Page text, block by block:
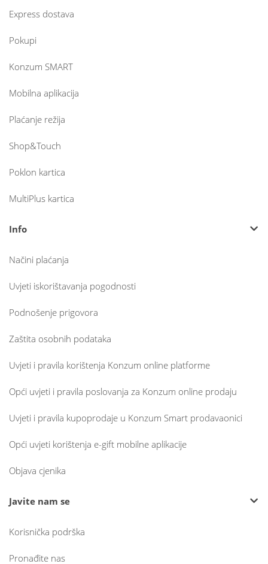
Express dostava
Pokupi
Konzum SMART
Mobilna aplikacija
Plaćanje režija
Shop&Touch
Poklon kartica
MultiPlus kartica
Info
Načini plaćanja
Uvjeti iskorištavanja pogodnosti
Podnošenje prigovora
Zaštita osobnih podataka
Uvjeti i pravila korištenja Konzum online platforme
Opći uvjeti i pravila poslovanja za Konzum online prodaju
Uvjeti i pravila kupoprodaje u Konzum Smart prodavaonici
Opći uvjeti korištenja e-gift mobilne aplikacije
Objava cjenika
Javite nam se
Korisnička podrška
Pronađite nas